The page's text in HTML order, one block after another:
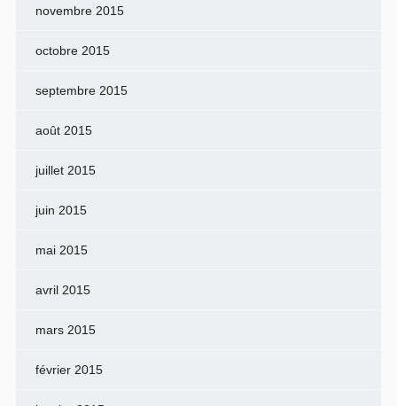
novembre 2015
octobre 2015
septembre 2015
août 2015
juillet 2015
juin 2015
mai 2015
avril 2015
mars 2015
février 2015